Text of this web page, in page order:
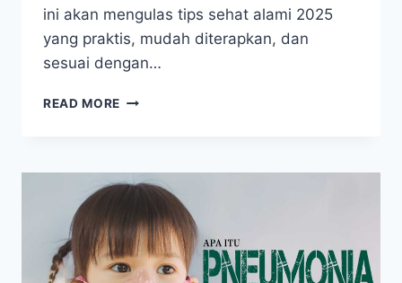
ini akan mengulas tips sehat alami 2025
yang praktis, mudah diterapkan, dan
sesuai dengan…
READ MORE TIPS
CARA
HIDUP
SEHAT
NATURAL